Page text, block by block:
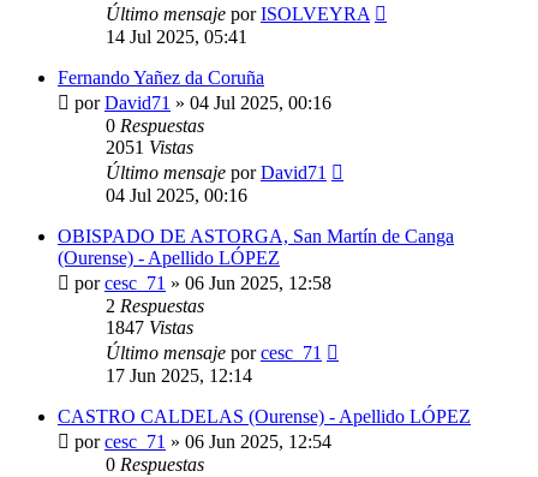
Último mensaje porISOLVEYRA
14 Jul 2025, 05:41
Fernando Yañez da Coruña
porDavid71 » 04 Jul 2025, 00:16
0 Respuestas
2051 Vistas
Último mensaje porDavid71
04 Jul 2025, 00:16
OBISPADO DE ASTORGA, San Martín de Canga
(Ourense) - Apellido LÓPEZ
porcesc_71 » 06 Jun 2025, 12:58
2 Respuestas
1847 Vistas
Último mensaje porcesc_71
17 Jun 2025, 12:14
CASTRO CALDELAS (Ourense) - Apellido LÓPEZ
porcesc_71 » 06 Jun 2025, 12:54
0 Respuestas